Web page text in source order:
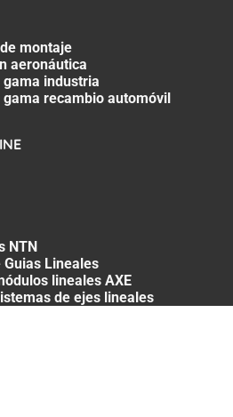
montaje
aeronáutica
gama industria
recambio automóvil
NTN
Lineales
lineales AXE
de ejes lineales